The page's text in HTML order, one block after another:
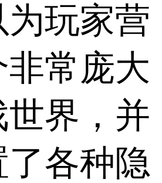
为玩家营
常庞大
世界，并
了各种隐